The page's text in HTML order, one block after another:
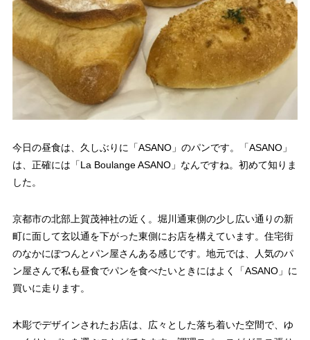
今日の昼食は、久しぶりに「ASANO」のパンです。「ASANO」
は、正確には「La Boulange ASANO」なんですね。初めて知りま
した。
京都市の北部上賀茂神社の近く。堀川通東側の少し広い通りの新
町に面して玄以通を下がった東側にお店を構えています。住宅街
のなかにぽつんとパン屋さんある感じです。地元では、人気のパ
ン屋さんで私も昼食でパンを食べたいときにはよく「ASANO」に
買いに走ります。
木彫でデザインされたお店は、広々とした落ち着いた空間で、ゆ